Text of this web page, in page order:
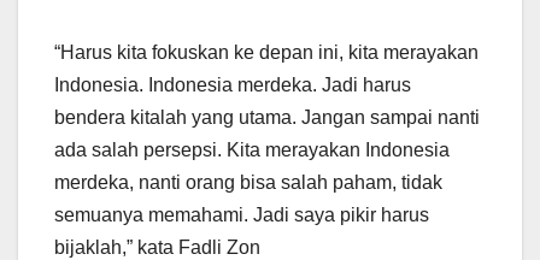
“Harus kita fokuskan ke depan ini, kita merayakan
Indonesia. Indonesia merdeka. Jadi harus
bendera kitalah yang utama. Jangan sampai nanti
ada salah persepsi. Kita merayakan Indonesia
merdeka, nanti orang bisa salah paham, tidak
semuanya memahami. Jadi saya pikir harus
bijaklah,” kata Fadli Zon